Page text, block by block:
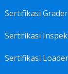
Sertifikasi
Sertifikasi
Sertifikasi